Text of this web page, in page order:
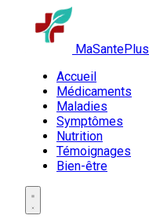
MaSantePlus
Accueil
Médicaments
Maladies
Symptômes
Nutrition
Témoignages
Bien-être